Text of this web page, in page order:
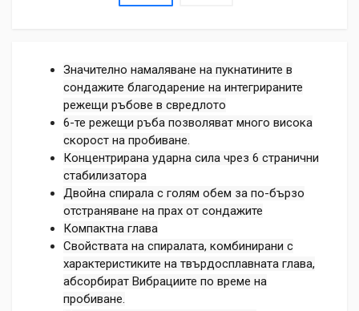
Значително намаляване на пукнатините в
сондажите благодарение на интегрираните
режещи ръбове в свредлото
6-те режещи ръба позволяват много висока
скорост на пробиване.
Концентрирана ударна сила чрез 6 странични
стабилизатора
Двойна спирала с голям обем за по-бързо
отстраняване на прах от сондажите
Компактна глава
Свойствата на спиралата, комбинирани с
характеристиките на твърдосплавната глава,
абсорбират Вибрациите по време на
пробиване.